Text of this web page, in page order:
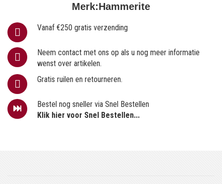
Merk:Hammerite
Vanaf €250 gratis verzending
Neem contact met ons op als u nog meer informatie
wenst over artikelen.
Gratis ruilen en retourneren.
Bestel nog sneller via Snel Bestellen
Klik hier voor Snel Bestellen...